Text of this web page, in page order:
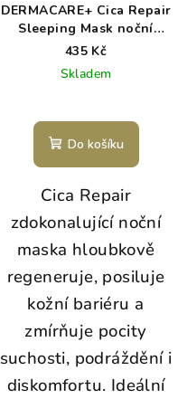
DERMACARE+ Cica Repair
Sleeping Mask noční
regenerační maska
435 Kč
Skladem
Do košíku
Cica Repair
zdokonalující noční
maska hloubkově
regeneruje, posiluje
kožní bariéru a
zmírňuje pocity
suchosti, podráždění i
diskomfortu. Ideální